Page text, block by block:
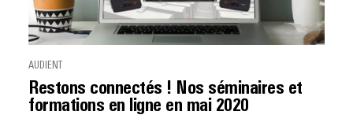
AUDIENT
Restons connectés ! Nos séminaires et
formations en ligne en mai 2020